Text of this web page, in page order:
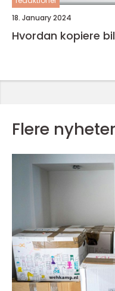
18. January 2024
Hvordan kopiere
Flere nyheter